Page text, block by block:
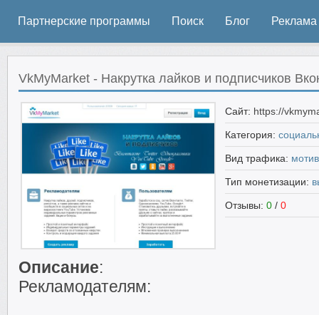
Партнерские программы Поиск Блог Реклама
VkMyMarket - Накрутка лайков и подписчиков
Сайт: https://
Категория:
Вид трафика:
Тип монетизации:
Отзывы: 0 / 0
Описание:
Рекламодателям: